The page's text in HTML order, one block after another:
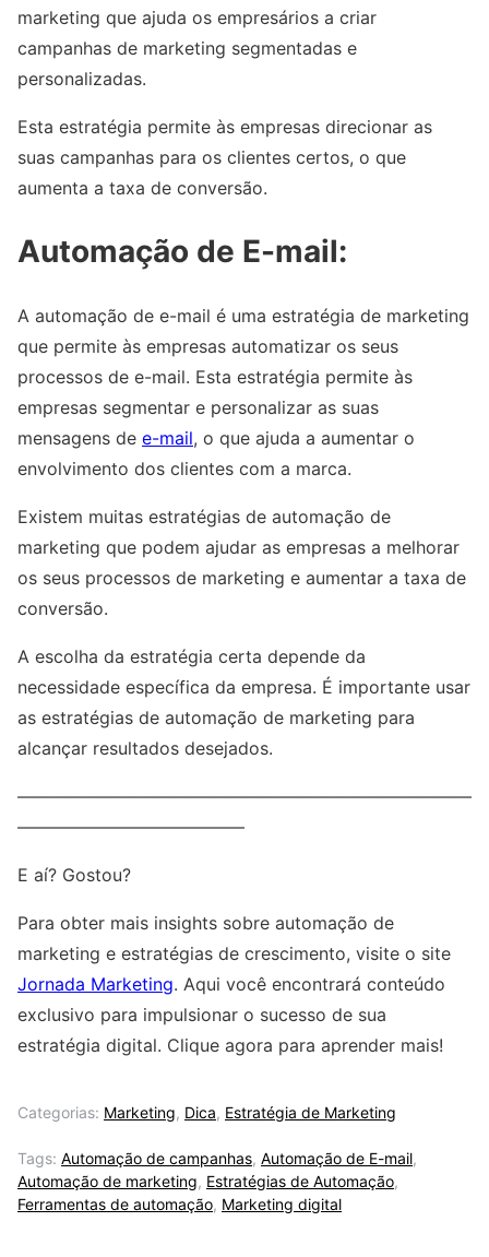
marketing que ajuda os empresários a criar
campanhas de marketing segmentadas e
personalizadas.
Esta estratégia permite às empresas direcionar as
suas campanhas para os clientes certos, o que
aumenta a taxa de conversão.
Automação de E-mail:
A automação de e-mail é uma estratégia de marketing
que permite às empresas automatizar os seus
processos de e-mail. Esta estratégia permite às
empresas segmentar e personalizar as suas
mensagens de e-mail, o que ajuda a aumentar o
envolvimento dos clientes com a marca.
Existem muitas estratégias de automação de
marketing que podem ajudar as empresas a melhorar
os seus processos de marketing e aumentar a taxa de
conversão.
A escolha da estratégia certa depende da
necessidade específica da empresa. É importante usar
as estratégias de automação de marketing para
alcançar resultados desejados.
——————————————————————————
—————————————
E aí? Gostou?
Para obter mais insights sobre automação de
marketing e estratégias de crescimento, visite o site
Jornada Marketing. Aqui você encontrará conteúdo
exclusivo para impulsionar o sucesso de sua
estratégia digital. Clique agora para aprender mais!
Categorias: Marketing, Dica, Estratégia de Marketing
Tags: Automação de campanhas, Automação de E-mail,
Automação de marketing, Estratégias de Automação,
Ferramentas de automação, Marketing digital